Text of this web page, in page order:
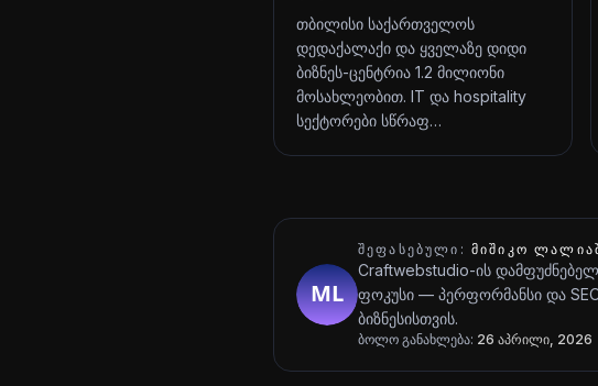
თბილისი საქართველოს
დედაქალაქი და ყველაზე დიდი
ბიზნეს-ცენტრია 1.2 მილიონი
მოსახლეობით. IT და hospitality
სექტორები სწრაფ…
ᲨᲔᲤᲐᲡᲔᲑᲣᲚᲘ: ᲛᲘᲨᲘᲙᲝ
Craftwebstudio-ის
ფოკუსი — პერფორმანსი და
ბიზნესისთვის.
ბოლო განახლება: 26 აპრილი, 2026